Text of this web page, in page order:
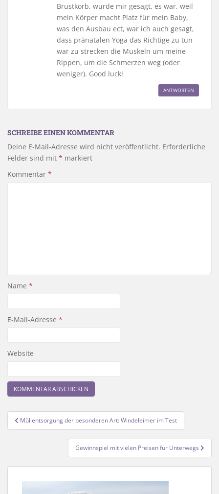
Brustkorb, wurde mir gesagt, es war, weil
mein Körper macht Platz für mein Baby,
was den Ausbau ect, war ich auch gesagt,
dass pränatalen Yoga das Richtige zu tun
war zu strecken die Muskeln um meine
Rippen, um die Schmerzen weg (oder
weniger). Good luck!
ANTWORTEN
SCHREIBE EINEN KOMMENTAR
Deine E-Mail-Adresse wird nicht veröffentlicht. Erforderliche
Felder sind mit * markiert
Kommentar *
Name *
E-Mail-Adresse *
Website
Beitragsnavigation
Müllentsorgung der besonderen Art: Windeleimer im Test
Gewinnspiel mit vielen Preisen für Unterwegs